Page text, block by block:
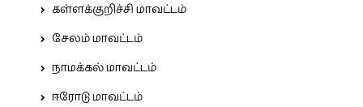
கள்ளக்குறிச்சி மாவட்டம்
சேலம் மாவட்டம்
நாமக்கல் மாவட்டம்
ஈரோடு மாவட்டம்